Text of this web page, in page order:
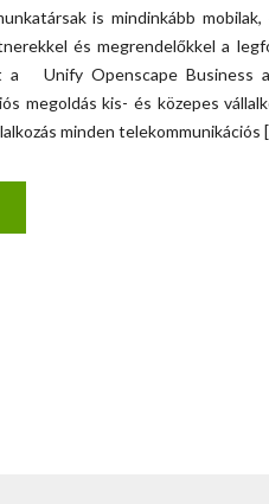
is mindinkább
és megrendelőkkel a
a Unify Openscape Business
megoldás kis- és közepes
minden telekommunikációs